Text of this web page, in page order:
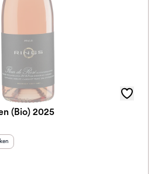
Fleur de Rosé trocken (Bio) 2025